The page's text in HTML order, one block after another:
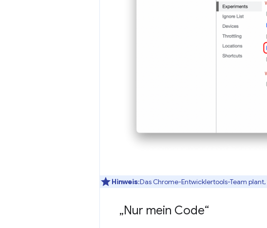
Hinweis:Das Chrome-Entwicklertools-Team
„Nur mein Code“